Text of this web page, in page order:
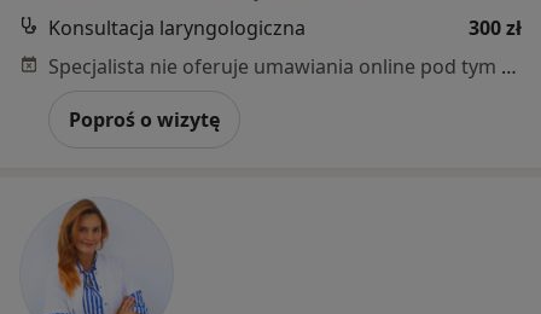
Konsultacja laryngologiczna
300 zł
Specjalista nie oferuje umawiania online pod tym adresem.
Poproś o wizytę